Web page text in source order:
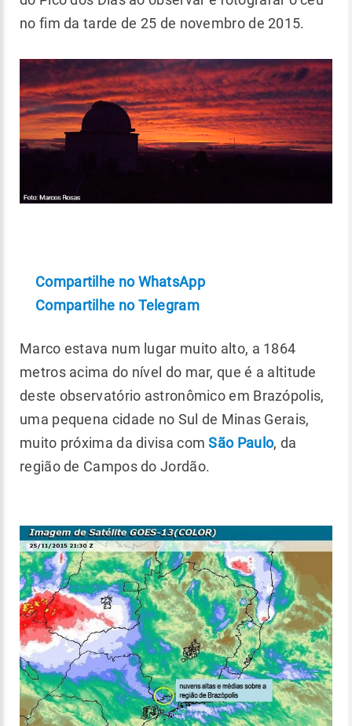
no fim da tarde de 25 de novembro de 2015.
Compartilhe no WhatsApp
Compartilhe no Telegram
Marco estava num lugar muito alto, a 1864
metros acima do nível do mar, que é a altitude
deste observatório astronômico em Brazópolis,
uma pequena cidade no Sul de Minas Gerais,
muito próxima da divisa comSão Paulo, da
região de Campos do Jordão.